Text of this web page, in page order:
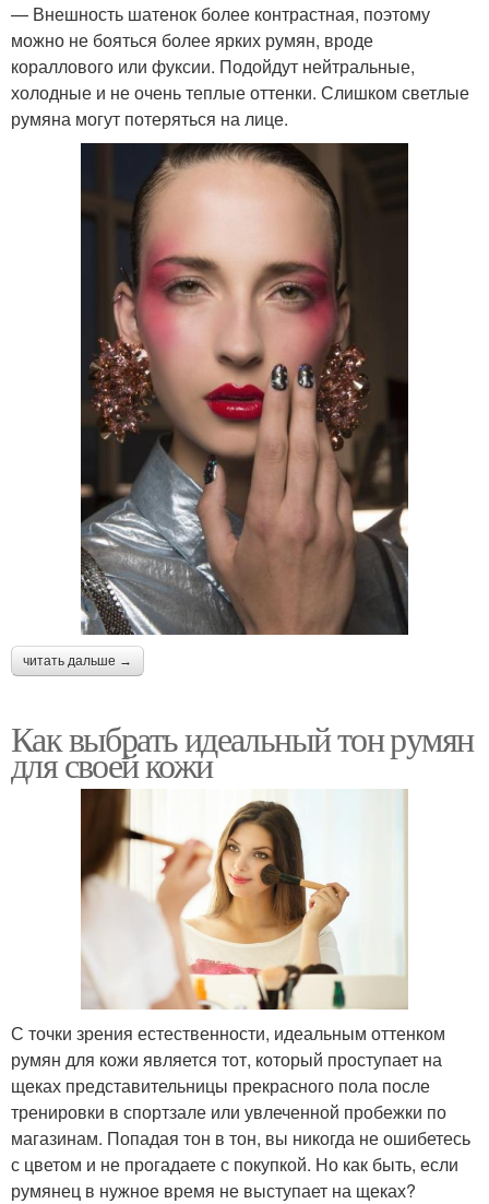
— Внешность шатенок более контрастная, поэтому
можно не бояться более ярких румян, вроде
кораллового или фуксии. Подойдут нейтральные,
холодные и не очень теплые оттенки. Слишком светлые
румяна могут потеряться на лице.
читать дальше →
Как выбрать идеальный тон румян
для своей кожи
С точки зрения естественности, идеальным оттенком
румян для кожи является тот, который проступает на
щеках представительницы прекрасного пола после
тренировки в спортзале или увлеченной пробежки по
магазинам. Попадая тон в тон, вы никогда не ошибетесь
с цветом и не прогадаете с покупкой. Но как быть, если
румянец в нужное время не выступает на щеках?